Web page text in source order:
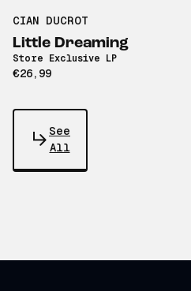
CIAN DUCROT
Little Dreaming
Store Exclusive LP
€26,99
See
All